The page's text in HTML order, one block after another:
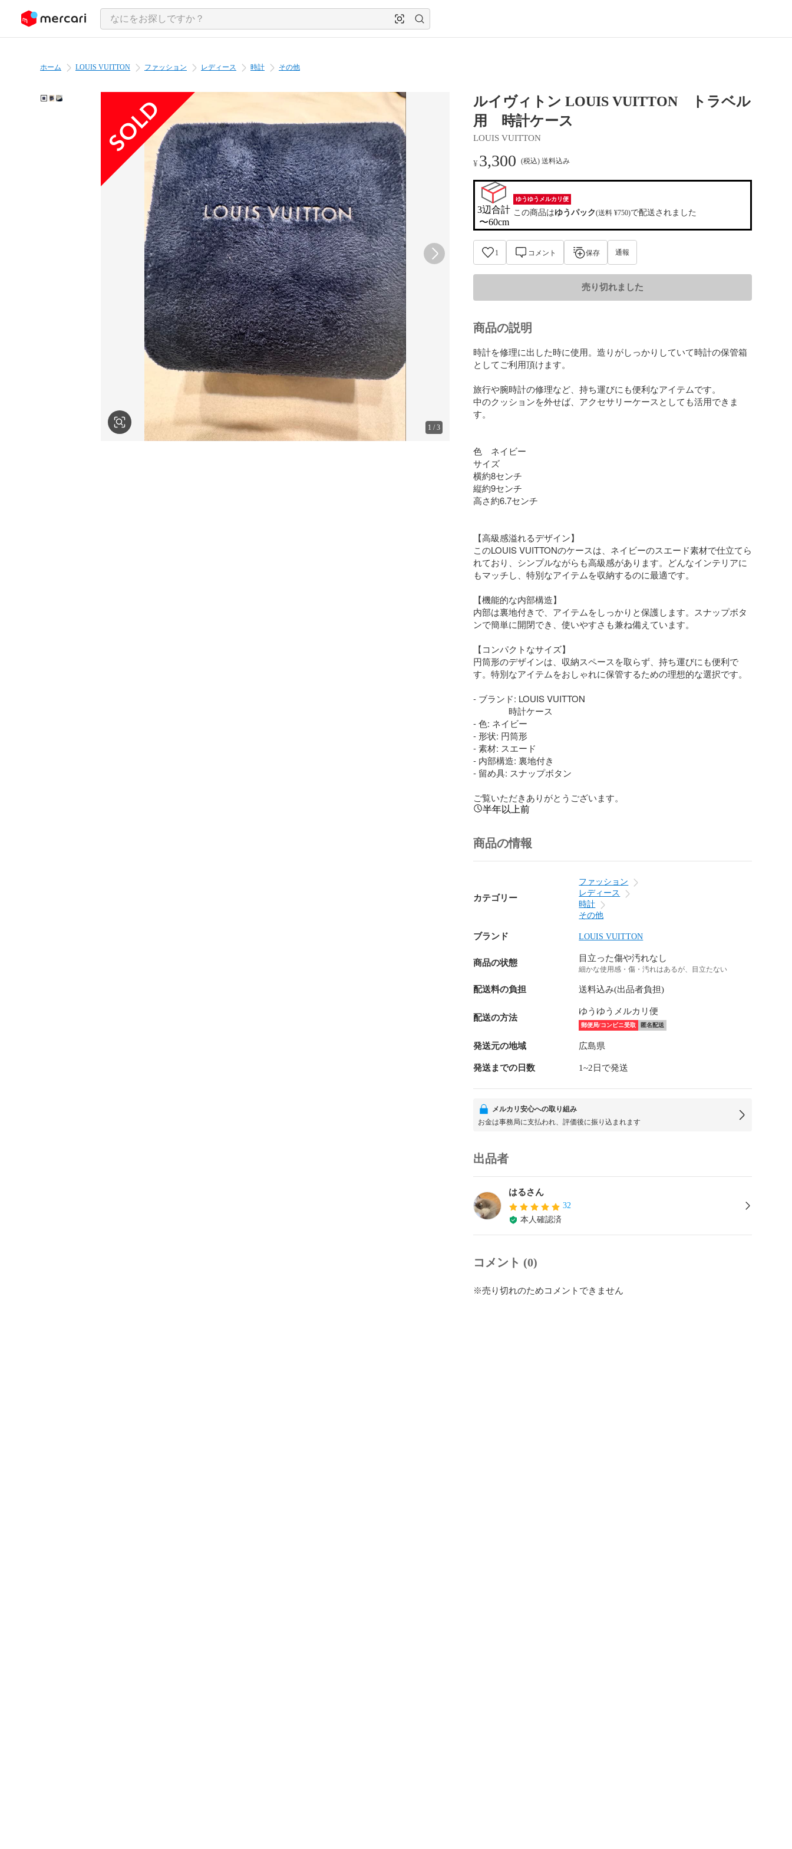
ツにスキップ
ホーム LOUIS VUITTON ファッション レディース 時計 その他
1 /3
ルイヴィトン LOUIS VUITTON トラベル
用 時計ケース
LOUIS VUITTON
¥ 3,300 (税込) 送料込み
3辺合計
〜60cm
ゆうゆうメルカリ便
この商品はゆうパック(送料 ¥750)で配送されました
1 コメント 保存 通報
売り切れました
商品の説明
時計を修理に出した時に使用。造りがしっかりしていて時計の保管箱
としてご利用頂けます。
旅行や腕時計の修理など、持ち運びにも便利なアイテムです。
中のクッションを外せば、アクセサリーケースとしても活用できま
す。
色　ネイビー
サイズ
横約8センチ
縦約9センチ
高さ約6.7センチ
【高級感溢れるデザイン】
このLOUIS VUITTONのケースは、ネイビーのスエード素材で仕立てら
れており、シンプルながらも高級感があります。どんなインテリアに
もマッチし、特別なアイテムを収納するのに最適です。
【機能的な内部構造】
内部は裏地付きで、アイテムをしっかりと保護します。スナップボタ
ンで簡単に開閉でき、使いやすさも兼ね備えています。
【コンパクトなサイズ】
円筒形のデザインは、収納スペースを取らず、持ち運びにも便利で
す。特別なアイテムをおしゃれに保管するための理想的な選択です。
- ブランド: LOUIS VUITTON
時計ケース
- 色: ネイビー
- 形状: 円筒形
- 素材: スエード
- 内部構造: 裏地付き
- 留め具: スナップボタン
ご覧いただきありがとうございます。
半年以上前
商品の情報
カテゴリー
ファッション
レディース
時計
その他
ブランド LOUIS VUITTON
商品の状態 目立った傷や汚れなし
細かな使用感・傷・汚れはあるが、目立たない
配送料の負担 送料込み(出品者負担)
配送の方法
ゆうゆうメルカリ便
郵便局/コンビニ受取 匿名配送
発送元の地域 広島県
発送までの日数 1~2日で発送
メルカリ安心への取り組み
お金は事務局に支払われ、評価後に振り込まれます
出品者
はるさん
32
本人確認済
コメント (0)
※売り切れのためコメントできません